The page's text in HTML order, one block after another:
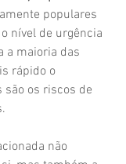
populares
nível de urgência
a maioria das
rápido o
os riscos de
não